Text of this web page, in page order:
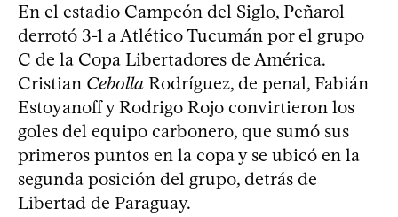
En el estadio Campeón del Siglo, Peñarol
derrotó 3-1 a Atlético Tucumán por el grupo
C de la Copa Libertadores de América.
Cristian Cebolla Rodríguez, de penal, Fabián
Estoyanoff y Rodrigo Rojo convirtieron los
goles del equipo carbonero, que sumó sus
primeros puntos en la copa y se ubicó en la
segunda posición del grupo, detrás de
Libertad de Paraguay.